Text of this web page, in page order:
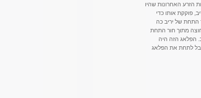
הזרע האחרונות שהיו
פוקקת אותו כדי
התחת של יריב כה
מתוך חור התחת
הפלאג הזה היה
לתחת את הפלאג